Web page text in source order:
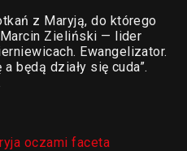
z Maryją, do którego
Zieliński — lider
Ewangelizator.
będą działy się cuda”.
oczami faceta